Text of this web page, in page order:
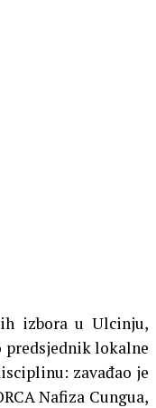
izbora u Ulcinju,
predsjednik lokalne
zavađao je
Nafiza Cungua,